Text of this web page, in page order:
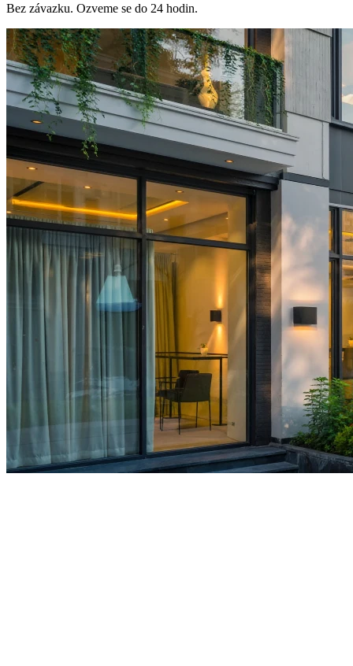
Bez závazku. Ozveme se do 24 hodin.